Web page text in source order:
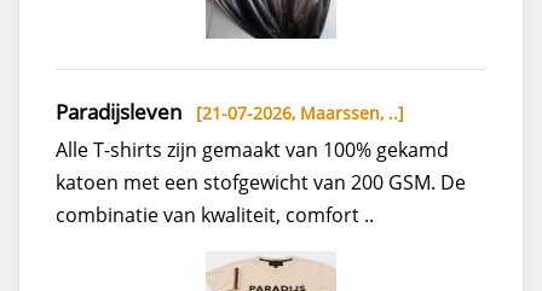
Paradijsleven [21-07-2026, Maarssen, ..]
Alle T-shirts zijn gemaakt van 100% gekamd
katoen met een stofgewicht van 200 GSM. De
combinatie van kwaliteit, comfort ..